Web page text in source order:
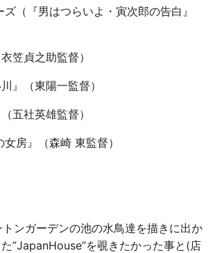
（『男はつらいよ・寅次郎の告白』
笠貞之助監督）
』（東陽一監督）
五社英雄監督）
房』（森崎 東監督）
ンガーデンの池の水鳥達を描きに出か
”JapanHouse”を覗きたかった事と(店